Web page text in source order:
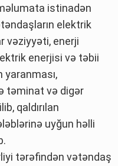
məlumata istinadən
elektrik
vəziyyəti, enerji
enerjisi və təbii
təminat və digər
qaldırılan
uyğun həlli
tərəfindən vətəndaş